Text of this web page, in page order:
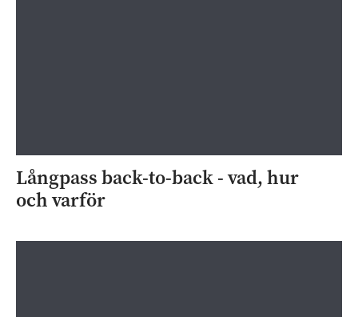
Långpass back-to-back - vad, hur
och varför